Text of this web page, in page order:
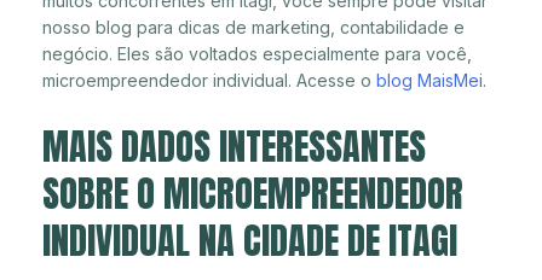
nosso blog para dicas de marketing, contabilidade e
negócio. Eles são voltados especialmente para você,
microempreendedor individual. Acesse o blog MaisMei.
MAIS DADOS INTERESSANTES
SOBRE O MICROEMPREENDEDOR
INDIVIDUAL NA CIDADE DE ITAGI